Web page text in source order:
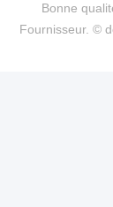
Bonne
Fournisseur. ©